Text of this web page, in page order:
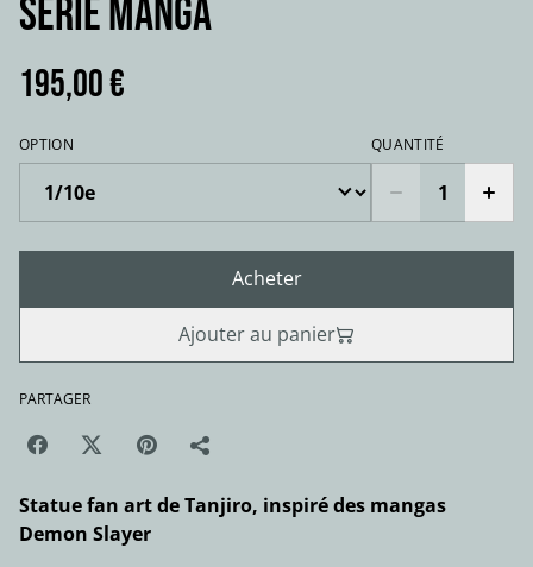
série manga
195,00 €
OPTION QUANTITÉ
Acheter
Ajouter au panier
PARTAGER
Statue fan art de Tanjiro, inspiré des mangas
Demon Slayer